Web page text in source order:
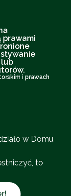
prawami
i prawach
w Domu
to